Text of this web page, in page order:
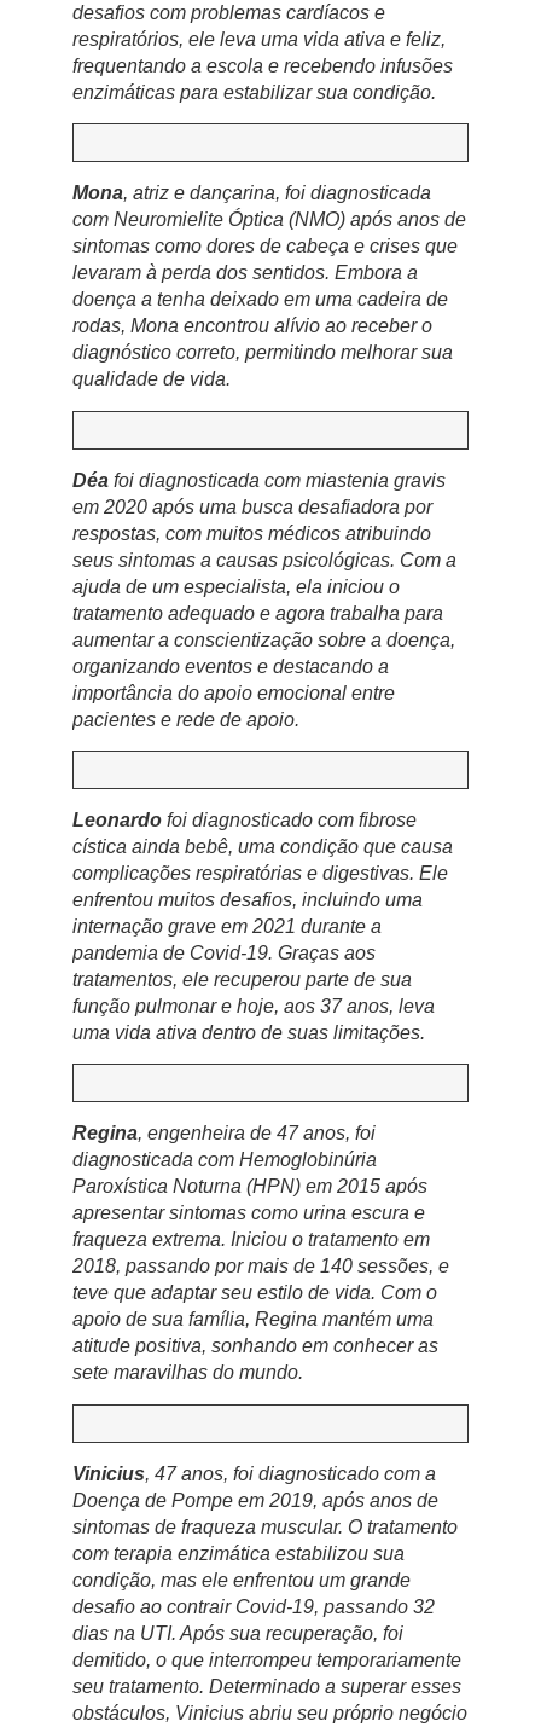
desafios com problemas cardíacos e
respiratórios, ele leva uma vida ativa e feliz,
frequentando a escola e recebendo infusões
enzimáticas para estabilizar sua condição.
Mona, atriz e dançarina, foi diagnosticada
com Neuromielite Óptica (NMO) após anos de
sintomas como dores de cabeça e crises que
levaram à perda dos sentidos. Embora a
doença a tenha deixado em uma cadeira de
rodas, Mona encontrou alívio ao receber o
diagnóstico correto, permitindo melhorar sua
qualidade de vida.
Déa foi diagnosticada com miastenia gravis
em 2020 após uma busca desafiadora por
respostas, com muitos médicos atribuindo
seus sintomas a causas psicológicas. Com a
ajuda de um especialista, ela iniciou o
tratamento adequado e agora trabalha para
aumentar a conscientização sobre a doença,
organizando eventos e destacando a
importância do apoio emocional entre
pacientes e rede de apoio.
Leonardo foi diagnosticado com fibrose
cística ainda bebê, uma condição que causa
complicações respiratórias e digestivas. Ele
enfrentou muitos desafios, incluindo uma
internação grave em 2021 durante a
pandemia de Covid-19. Graças aos
tratamentos, ele recuperou parte de sua
função pulmonar e hoje, aos 37 anos, leva
uma vida ativa dentro de suas limitações.
Regina, engenheira de 47 anos, foi
diagnosticada com Hemoglobinúria
Paroxística Noturna (HPN) em 2015 após
apresentar sintomas como urina escura e
fraqueza extrema. Iniciou o tratamento em
2018, passando por mais de 140 sessões, e
teve que adaptar seu estilo de vida. Com o
apoio de sua família, Regina mantém uma
atitude positiva, sonhando em conhecer as
sete maravilhas do mundo.
Vinicius, 47 anos, foi diagnosticado com a
Doença de Pompe em 2019, após anos de
sintomas de fraqueza muscular. O tratamento
com terapia enzimática estabilizou sua
condição, mas ele enfrentou um grande
desafio ao contrair Covid-19, passando 32
dias na UTI. Após sua recuperação, foi
demitido, o que interrompeu temporariamente
seu tratamento. Determinado a superar esses
obstáculos, Vinicius abriu seu próprio negócio